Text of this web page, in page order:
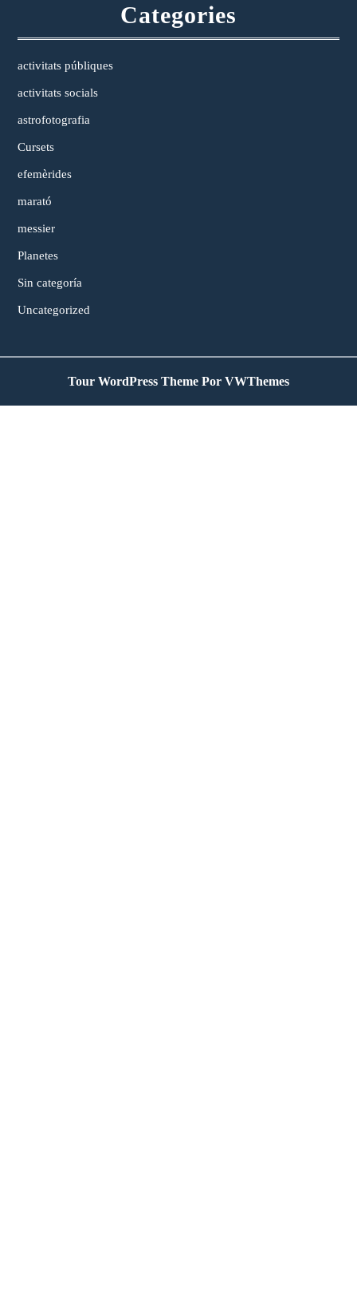
Categories
activitats públiques
activitats socials
astrofotografia
Cursets
efemèrides
marató
messier
Planetes
Sin categoría
Uncategorized
Tour WordPress Theme Por VWThemes